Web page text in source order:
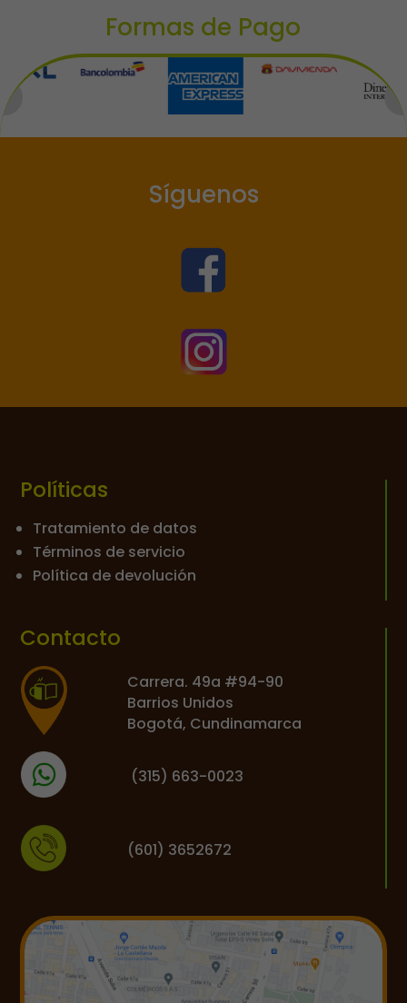
Formas de Pago
Síguenos


Políticas
Tratamiento de datos
Términos de servicio
Política de devolución
Contacto
Carrera. 49a #94-90
Barrios Unidos
Bogotá, Cundinamarca
(315) 663-0023
(601) 3652672